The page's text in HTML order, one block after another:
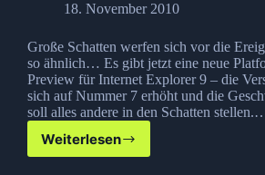
18. November 2010
Große Schatten werfen sich vor die
so ähnlich… Es gibt jetzt eine neue
Preview für Internet Explorer 9 – die
sich auf Nummer 7 erhöht und die
soll alles andere in den Schatten
Weiterlesen
Internet